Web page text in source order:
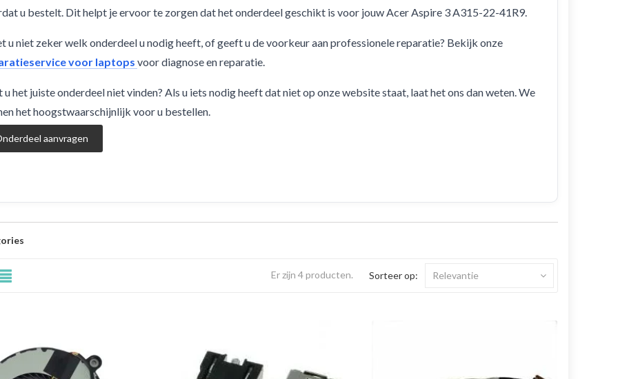
u bestelt. Dit helpt je ervoor te zorgen dat het onderdeel geschikt is voor jouw Acer Aspire 3 A315-22-41R9.
u niet zeker welk onderdeel u nodig heeft, of geeft u de voorkeur aan professionele reparatie? Bekijk onze
voor laptops voor diagnose en reparatie.
u het juiste onderdeel niet vinden? Als u iets nodig heeft dat niet op onze website staat, laat het ons dan weten. We
het hoogstwaarschijnlijk voor u bestellen.
aanvragen
Er zijn 4 producten. Sorteer op: Relevantie